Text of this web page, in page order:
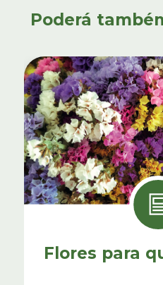
Poderá
Flores para